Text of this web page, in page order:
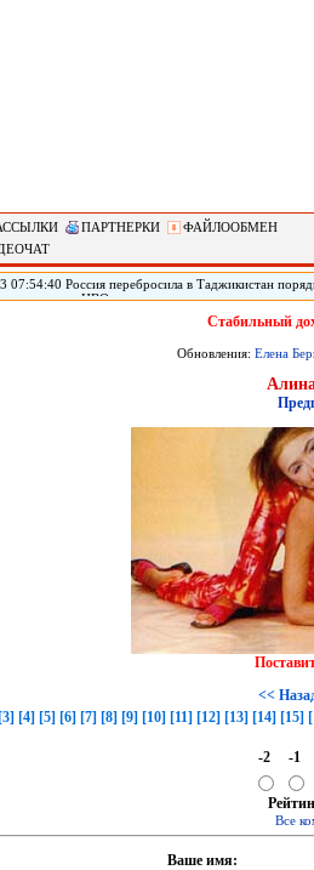
ПАРТНЕРКИ
ФАЙЛООБМЕН
07:54:40 Россия перебросила в Таджикистан
и вертолетов ЦВО на антитеррористические
сообщил помощник командующего войсками
Центрального военного округа переброшены из
Стабильный
Обновления: Елена
<<
[3] [4] [5] [6] [7] [8] [9] [10] [11] [12] [13] [14] [15]
-2 -1
Все
Ваше имя: